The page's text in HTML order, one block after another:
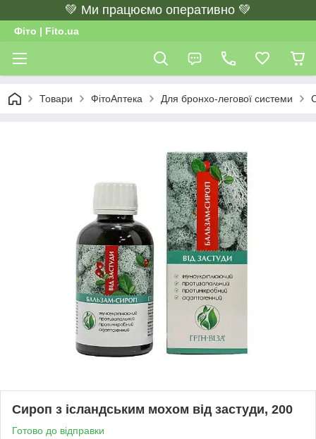
💚 Ми працюємо оперативно 💚
Фіто | Fito.ua
Товари ФітоАптека Для бронхо-легової системи
Сироп з ісландським мохом від застуди, 200
Готово до відправки